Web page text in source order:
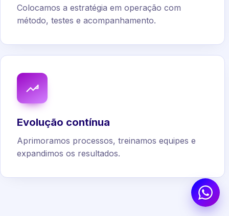
Colocamos a estratégia em operação com
método, testes e acompanhamento.
Evolução contínua
Aprimoramos processos, treinamos equipes e
expandimos os resultados.